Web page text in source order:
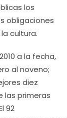
los
obligaciones
cultura.
a la fecha,
al noveno;
diez
las primeras
92